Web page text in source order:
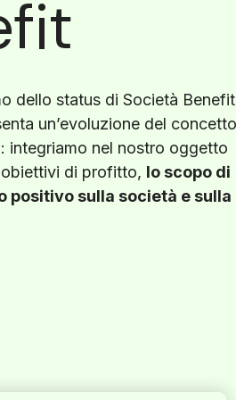
dello status di Società Benefit
un’evoluzione del concetto
integriamo nel nostro oggetto
di profitto, lo scopo di
positivo sulla società e sulla